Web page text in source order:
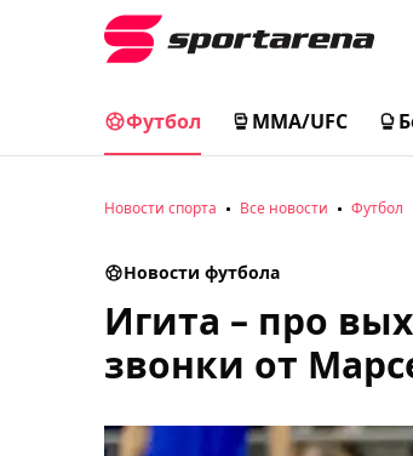
Футбол MMA/UFC
Новости спорта Все новости Футбол
Новости футбола
Игита – про
звонки от